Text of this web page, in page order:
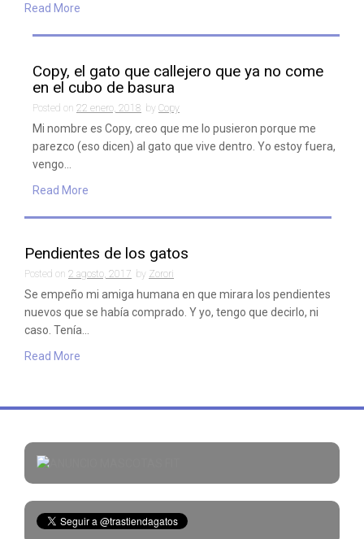
Read More
Copy, el gato que callejero que ya no come
en el cubo de basura
Posted on 22 enero, 2018 by Copy
Mi nombre es Copy, creo que me lo pusieron porque me
parezco (eso dicen) al gato que vive dentro. Yo estoy fuera,
vengo…
Read More
Pendientes de los gatos
Posted on 2 agosto, 2017 by Zorori
Se empeño mi amiga humana en que mirara los pendientes
nuevos que se había comprado. Y yo, tengo que decirlo, ni
caso. Tenía…
Read More